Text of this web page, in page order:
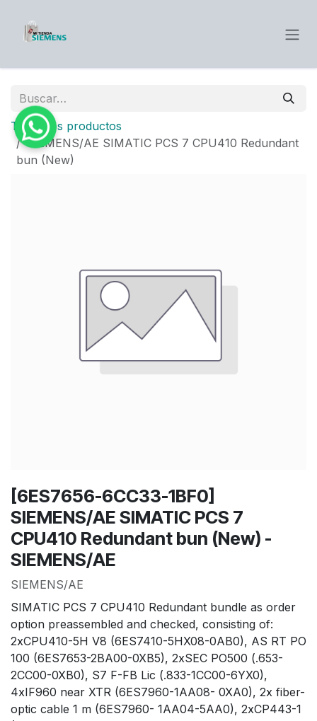
Todos los productos
SIEMENS/AE SIMATIC PCS 7 CPU410 Redundant
bun (New)
[6ES7656-6CC33-1BF0]
SIEMENS/AE SIMATIC PCS 7
CPU410 Redundant bun (New) -
SIEMENS/AE
SIEMENS/AE
SIMATIC PCS 7 CPU410 Redundant bundle as order
option preassembled and checked, consisting of:
2xCPU410-5H V8 (6ES7410-5HX08-0AB0), AS RT PO
100 (6ES7653-2BA00-0XB5), 2xSEC PO500 (.653-
2CC00-0XB0), S7 F-FB Lic (.833-1CC00-6YX0),
4xIF960 near XTR (6ES7960-1AA08- 0XA0), 2x fiber-
optic cable 1 m (6ES7960- 1AA04-5AA0), 2xCP443-1